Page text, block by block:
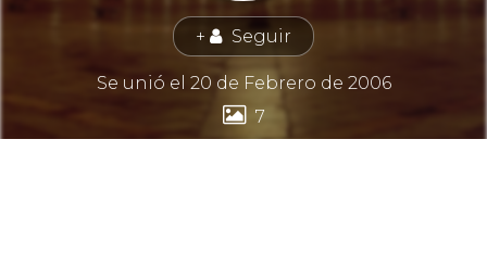
+ 👤 Seguir
Se unió el 20 de Febrero de 2006
 7